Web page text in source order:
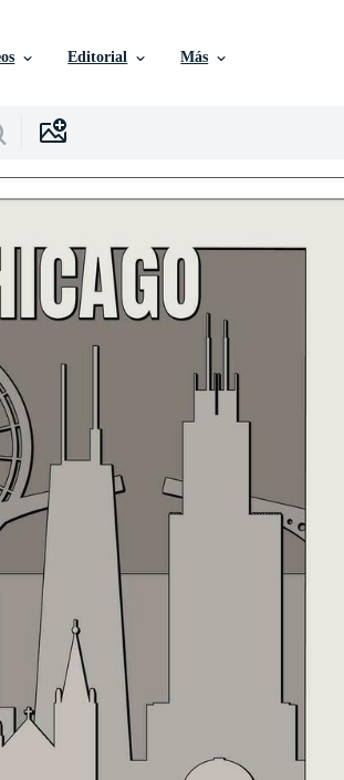
Editorial Más